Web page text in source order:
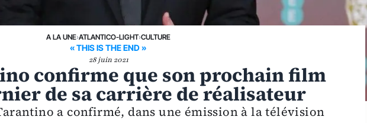
A LA UNE›ATLANTICO-LIGHT›CULTURE
« THIS IS THE END »
28 juin 2021
confirme que son prochain film
de sa carrière de réalisateur
a confirmé, dans une émission à la télévision